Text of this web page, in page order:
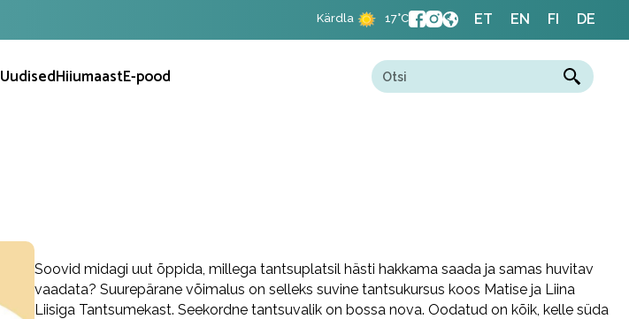
Kärdla 17°C ET EN FI DE
UudisedHiiumaastE-pood
Soovid midagi uut õppida, millega tantsuplatsil hästi hakkama saada ja samas huvitav
vaadata? Suurepärane võimalus on selleks suvine tantsukursus koos Matise ja Liina
Liisiga Tantsumekast. Seekordne tantsuvalik on bossa nova. Oodatud on kõik, kelle süda